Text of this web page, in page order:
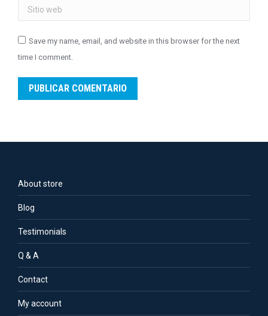
Sitio web
Save my name, email, and website in this browser for the next
time I comment.
PUBLICAR COMENTARIO
About store
Blog
Testimonials
Q & A
Contact
My account